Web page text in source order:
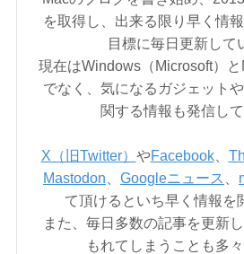
を取得し、出来る限り早く情
目標に毎日更新して
現在はWindows（Microsoft）
でなく、気になるガジェット
関する情報も発信して
X（旧Twitter） やFacebook、
Mastodon
Googleニュース
て頂けるといち早く情報を
また、毎日多数の記事を更新
もれてしまうことも多々